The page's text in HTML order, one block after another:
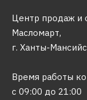
Центр продаж и
Масломарт,
г. Ханты-
Время работы
с 09:00 до 21:00